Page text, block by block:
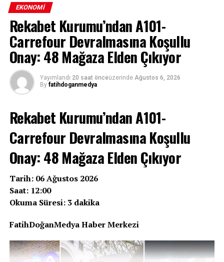
EKONOMI
Rekabet Kurumu’ndan A101-
Carrefour Devralmasına Koşullu
Onay: 48 Mağaza Elden Çıkıyor
Yayımlandı 20 saat önceüzerinde Ağustos 6, 2026
By fatihdoganmedya
Rekabet Kurumu’ndan A101-
Carrefour Devralmasına Koşullu
Onay: 48 Mağaza Elden Çıkıyor
Tarih: 06 Ağustos 2026
Saat: 12:00
Okuma Süresi: 3 dakika
FatihDoğanMedya Haber Merkezi